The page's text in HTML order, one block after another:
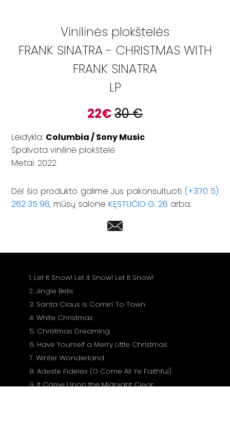
Vinilinės plokštelės
FRANK SINATRA - CHRISTMAS WITH
FRANK SINATRA
LP
22€30€
Leidykla: Columbia / Sony Music
Spalvota vinilinė plokštelė
Metai: 2022
Dėl šio produkto galime Jus pakonsultuoti (+370 5)
262 35 96, mūsų salone KĘSTUČIO G. 26 arba:
1. Let It Snow! Let It Snow! Let It Snow!
2. Jingle Bells
3. Santa Claus is Comin' To Town
4. White Christmas
5. Christmas Dreaming
6. Have Yourself a Merry Little Christmas
7. Winter Wonderland
8. Adeste Fideles (O Come All Ye Faithful)
9. It Came Upon the Midnight Clear